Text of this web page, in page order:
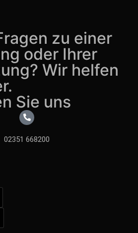
zu einer
oder Ihrer
Wir helfen
Sie uns
02351 668200